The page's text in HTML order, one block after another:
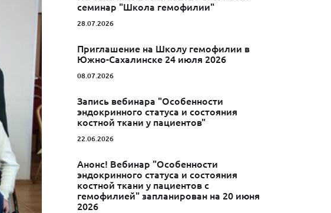
семинар "Школа гемофилии"
28.07.2026
Приглашение на Школу гемофилии в
Южно-Сахалинске 24 июля 2026
08.07.2026
Запись вебинара "Особенности
эндокринного статуса и состояния
костной ткани у пациентов"
22.06.2026
Анонс! Вебинар "Особенности
эндокринного статуса и состояния
костной ткани у пациентов с
гемофилией" запланирован на 20 июня
2026